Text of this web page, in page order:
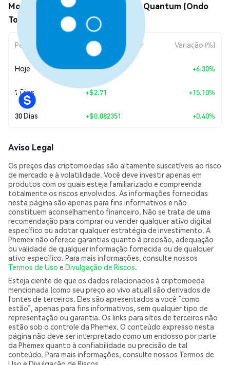
Movimentos de preço de D-Wave Quantum (Ondo
Tokenized Stock) (QBTSON)
Período Variação do Valor Variação (%)
Hoje +$1.23 +6.30%
7 Dias +$2.71 +15.10%
30 Dias +$0.082351 +0.40%
Aviso Legal
Os preços das criptomoedas são altamente suscetíveis ao risco
de mercado e à volatilidade. Você deve investir apenas em
produtos com os quais esteja familiarizado e compreenda
totalmente os riscos envolvidos. As informações fornecidas
nesta página são apenas para fins informativos e não
constituem aconselhamento financeiro. Não se trata de uma
recomendação para comprar ou vender qualquer ativo digital
específico ou adotar qualquer estratégia de investimento. A
Phemex não oferece garantias quanto à precisão, adequação
ou validade de qualquer informação fornecida ou de qualquer
ativo específico. Para mais informações, consulte nossos
Termos de Uso e Divulgação de Riscos.
Esteja ciente de que os dados relacionados à criptomoeda
mencionada (como seu preço ao vivo atual) são derivados de
fontes de terceiros. Eles são apresentados a você “como
estão”, apenas para fins informativos, sem qualquer tipo de
representação ou garantia. Os links para sites de terceiros não
estão sob o controle da Phemex. O conteúdo expresso nesta
página não deve ser interpretado como um endosso por parte
da Phemex quanto à confiabilidade ou precisão de tal
conteúdo. Para mais informações, consulte nossos Termos de